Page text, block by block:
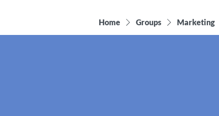
Home Groups Marketing